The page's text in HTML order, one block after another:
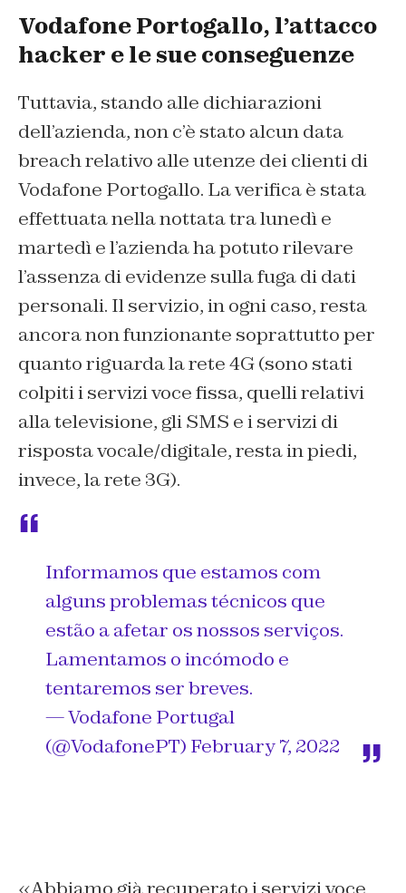
Vodafone Portogallo, l’attacco
hacker e le sue conseguenze
Tuttavia, stando alle dichiarazioni
dell’azienda, non c’è stato alcun data
breach relativo alle utenze dei clienti di
Vodafone Portogallo. La verifica è stata
effettuata nella nottata tra lunedì e
martedì e l’azienda ha potuto rilevare
l’assenza di evidenze sulla fuga di dati
personali. Il servizio, in ogni caso, resta
ancora non funzionante soprattutto per
quanto riguarda la rete 4G (sono stati
colpiti i servizi voce fissa, quelli relativi
alla televisione, gli SMS e i servizi di
risposta vocale/digitale, resta in piedi,
invece, la rete 3G).
Informamos que estamos com
alguns problemas técnicos que
estão a afetar os nossos serviços.
Lamentamos o incómodo e
tentaremos ser breves.
— Vodafone Portugal
(@VodafonePT) February 7, 2022
«Abbiamo già recuperato i servizi voce